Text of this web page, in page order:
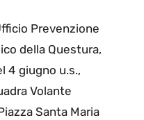
Prevenzione
della Questura,
4 giugno u.s.,
Volante
Santa Maria